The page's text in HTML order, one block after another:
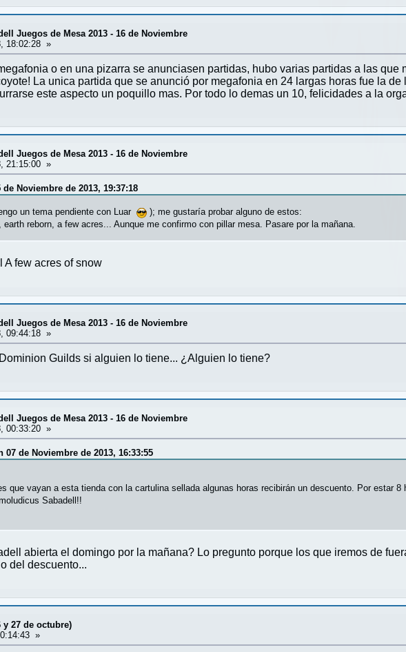
Juegos de Mesa 2013 - 16 de Noviembre
18:02:28 »
o en una pizarra se anunciasen partidas, hubo varias partidas a las
La unica partida que se anunció por megafonia en 24 largas horas fue la de
este aspecto un poquillo mas. Por todo lo demas un 10, felicidades a la
Juegos de Mesa 2013 - 16 de Noviembre
21:15:00 »
Noviembre de 2013, 19:37:18
un tema pendiente con Luar
); me gustaría probar alguno de estos:
reborn, a few acres... Aunque me confirmo con pillar mesa. Pasare por la mañana.
A few acres of snow
Juegos de Mesa 2013 - 16 de Noviembre
09:44:18 »
Guilds si alguien lo tiene... ¿Alguien lo tiene?
Juegos de Mesa 2013 - 16 de Noviembre
00:33:20 »
de Noviembre de 2013, 16:33:55
que vayan a esta tienda con la cartulina sellada algunas horas recibirán un descuento. Por estar
Sabadell!!
abierta el domingo por la mañana? Lo pregunto porque los que iremos de
del descuento...
y 27 de octubre)
»